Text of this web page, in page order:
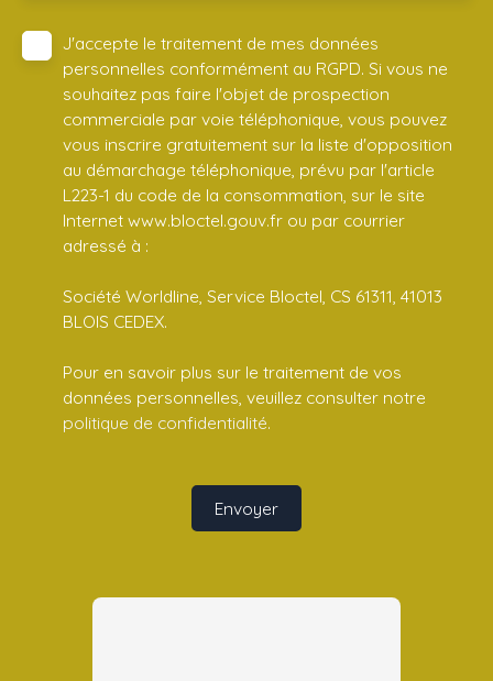
J'accepte le traitement de mes données
personnelles conformément au RGPD. Si vous ne
souhaitez pas faire l'objet de prospection
commerciale par voie téléphonique, vous pouvez
vous inscrire gratuitement sur la liste d'opposition
au démarchage téléphonique, prévu par l'article
L223-1 du code de la consommation, sur le site
Internet www.bloctel.gouv.fr ou par courrier
adressé à :
Société Worldline, Service Bloctel, CS 61311, 41013
BLOIS CEDEX.
Pour en savoir plus sur le traitement de vos
données personnelles, veuillez consulter notre
politique de confidentialité.
Envoyer